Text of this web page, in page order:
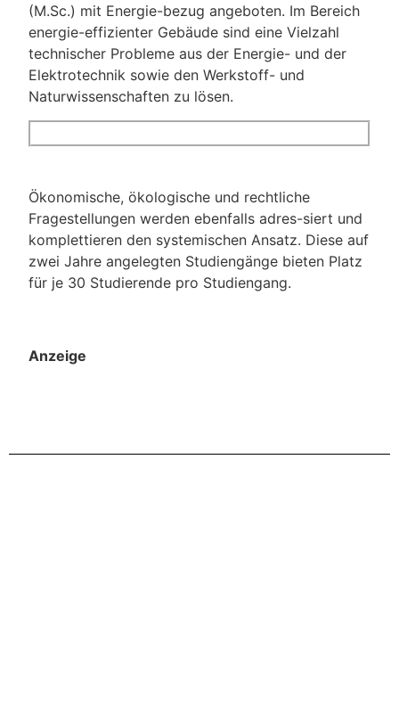
(M.Sc.) mit Energie-bezug angeboten. Im Bereich
energie-effizienter Gebäude sind eine Vielzahl
technischer Probleme aus der Energie- und der
Elektrotechnik sowie den Werkstoff- und
Naturwissenschaften zu lösen.
Ökonomische, ökologische und rechtliche
Fragestellungen werden ebenfalls adres-siert und
komplettieren den systemischen Ansatz. Diese auf
zwei Jahre angelegten Studiengänge bieten Platz
für je 30 Studierende pro Studiengang.
Anzeige